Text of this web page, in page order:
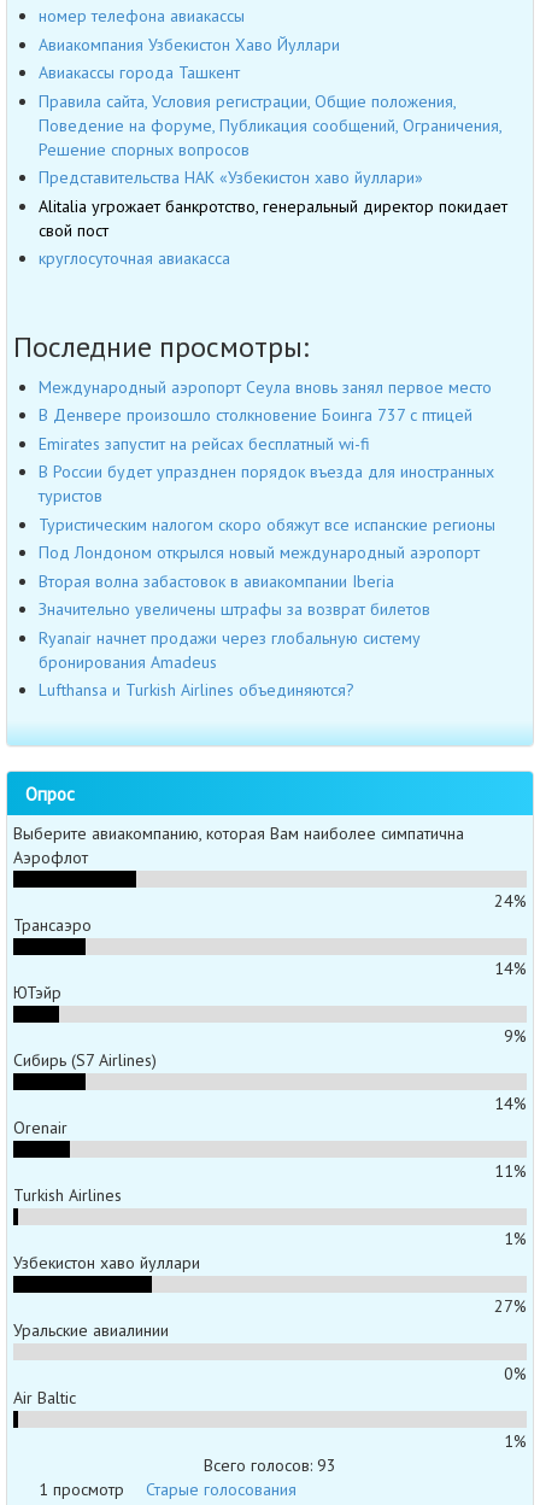
номер телефона авиакассы
Авиакомпания Узбекистон Хаво Йуллари
Авиакассы города Ташкент
Правила сайта, Условия регистрации, Общие положения,
Поведение на форуме, Публикация сообщений, Ограничения,
Решение спорных вопросов
Представительства НАК «Узбекистон хаво йуллари»
Alitalia угрожает банкротство, генеральный директор покидает
свой пост
круглосуточная авиакасса
Последние просмотры:
Международный аэропорт Сеула вновь занял первое место
В Денвере произошло столкновение Боинга 737 с птицей
Emirates запустит на рейсах бесплатный wi-fi
В России будет упразднен порядок въезда для иностранных
туристов
Туристическим налогом скоро обяжут все испанские регионы
Под Лондоном открылся новый международный аэропорт
Вторая волна забастовок в авиакомпании Iberia
Значительно увеличены штрафы за возврат билетов
Ryanair начнет продажи через глобальную систему
бронирования Amadeus
Lufthansa и Turkish Airlines объединяются?
Опрос
Выберите авиакомпанию, которая Вам наиболее симпатична
Аэрофлот
24%
Трансаэро
14%
ЮТэйр
9%
Сибирь (S7 Airlines)
14%
Orenair
11%
Turkish Airlines
1%
Узбекистон хаво йуллари
27%
Уральские авиалинии
0%
Air Baltic
1%
Всего голосов: 93
1 просмотр
Старые голосования